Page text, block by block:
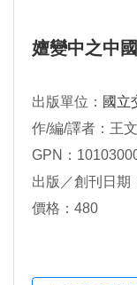
嬗變中之中
出版單位： 國立
作/編/譯者：王
GPN：
出版／創刊日期
價格：480